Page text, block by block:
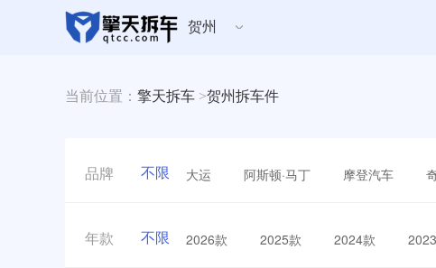
贺州
当前位置： 擎天拆车 >贺州拆车件
品牌 不限 大运 阿斯顿·马丁 摩登汽车
年款 不限 2026款 2025款 2024款